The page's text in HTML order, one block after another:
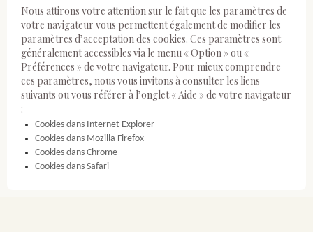
Nous attirons votre attention sur le fait que les paramètres de
votre navigateur vous permettent également de modifier les
paramètres d’acceptation des cookies. Ces paramètres sont
généralement accessibles via le menu « Option » ou «
Préférences » de votre navigateur. Pour mieux comprendre
ces paramètres, nous vous invitons à consulter les liens
suivants ou vous référer à l’onglet « Aide » de votre navigateur
:
Cookies dans Internet Explorer
Cookies dans Mozilla Firefox
Cookies dans Chrome
Cookies dans Safari